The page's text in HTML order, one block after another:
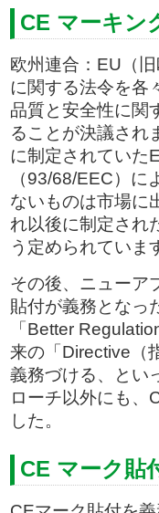
CE マーキン
欧州連合：EU（
に関する法令を各
品質と安全性に関
ることが決議され
に制定されていた
（93/68/EEC）
ないものは市場に
れ以後に制定され
う定められていま
その後、ニューア
貼付が義務となっ
「Better
来の「Directive（
義務づける、とい
ローチ以外にも、
した。
CE マーク貼